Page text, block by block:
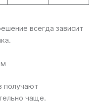
всегда зависит
получают
чаще.